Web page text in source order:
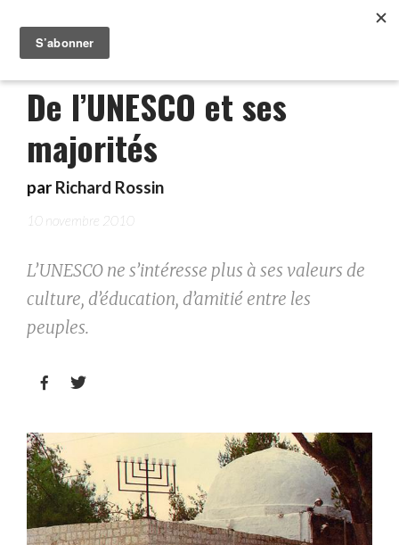
De l’UNESCO et ses
majorités
par Richard Rossin
10 novembre 2010
L’UNESCO ne s’intéresse plus à ses valeurs de
culture, d’éducation, d’amitié entre les
peuples.
 